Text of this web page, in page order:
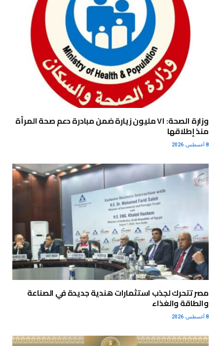
وزارة الصحة: ٧١ مليون زيارة ضمن مبادرة دعم صحة المرأة
منذ إطلاقها
8 أغسطس، 2026
مصر تتحرك لجذب استثمارات هندية جديدة في الصناعة
والطاقة والغذاء
8 أغسطس، 2026